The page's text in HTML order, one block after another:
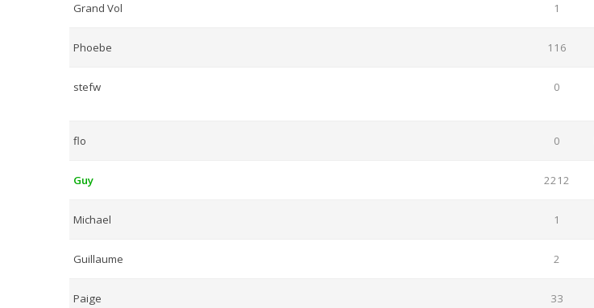
Grand Vol 1
Phoebe 116
stefw 0
flo 0
Guy 2212
Michael 1
Guillaume 2
Paige 33